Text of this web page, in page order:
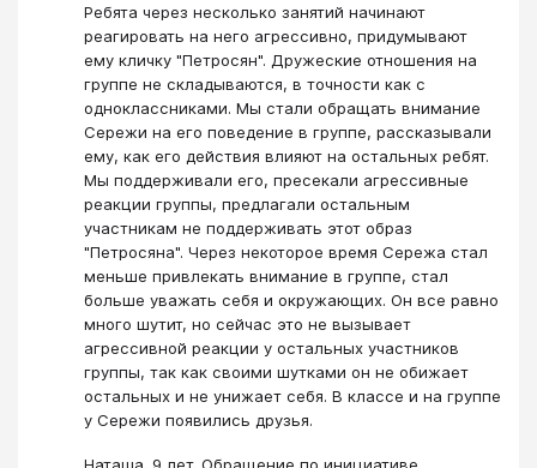
Ребята через несколько занятий начинают
реагировать на него агрессивно, придумывают
ему кличку "Петросян". Дружеские отношения на
группе не складываются, в точности как с
одноклассниками. Мы стали обращать внимание
Сережи на его поведение в группе, рассказывали
ему, как его действия влияют на остальных ребят.
Мы поддерживали его, пресекали агрессивные
реакции группы, предлагали остальным
участникам не поддерживать этот образ
"Петросяна". Через некоторое время Сережа стал
меньше привлекать внимание в группе, стал
больше уважать себя и окружающих. Он все равно
много шутит, но сейчас это не вызывает
агрессивной реакции у остальных участников
группы, так как своими шутками он не обижает
остальных и не унижает себя. В классе и на группе
у Сережи появились друзья.
Наташа. 9 лет. Обращение по инициативе